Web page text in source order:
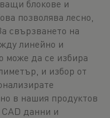
блокове и
позволява лесно,
свързването на
линейно и
може да се избира
и избор от
в нашия продуктов
данни и